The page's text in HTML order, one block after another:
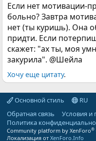
Если нет мотивации-
больно? Завтра
нет (ты куришь). Она
придти. Если
скажет: "ах ты, моя
закурила". @Шейла
Хочу еще цитату.
Основной стиль
RU
Обратная связь
Условия и
Политика
Community platform by XenForo®
Локализация от XenForo.Info